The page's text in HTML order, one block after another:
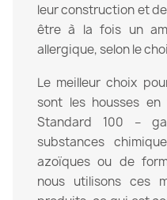
leur construction et
être à la fois un
allergique, selon le
Le meilleur choix
sont les housses en
Standard 100 –
substances
azoïques ou de
nous utilisons ces